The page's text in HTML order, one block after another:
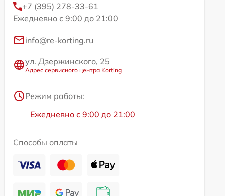
+7 (395) 278-33-61
Ежедневно с 9:00 до 21:00
info@re-korting.ru
ул. Дзержинского, 25
Адрес сервисного центра Korting
Режим работы:
Ежедневно с 9:00 до 21:00
Способы оплаты